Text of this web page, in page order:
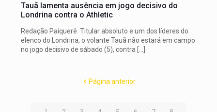
Tauã lamenta ausência em jogo decisivo do
Londrina contra o Athletic
Redação Paiquerê Titular absoluto e um dos líderes do
elenco do Londrina, o volante Tauã não estará em campo
no jogo decisivo de sábado (5), contra […]
Página anterior